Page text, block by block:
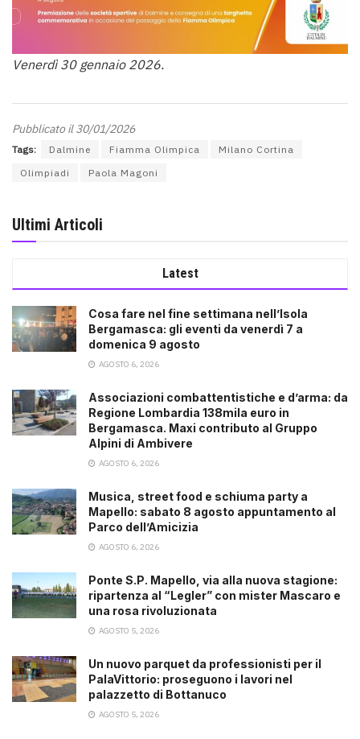
Venerdì 30 gennaio 2026.
Pubblicato il 30/01/2026
Tags: Dalmine Fiamma Olimpica
Milano Cortina
Olimpiadi
Paola Magoni
Ultimi Articoli
Latest
Cosa fare nel fine settimana nell’Isola
Bergamasca: gli eventi da venerdì 7 a
domenica 9 agosto
AGOSTO 6, 2026
Associazioni combattentistiche e d’arma: da
Regione Lombardia 138mila euro in
Bergamasca. Maxi contributo al Gruppo
Alpini di Ambivere
AGOSTO 6, 2026
Musica, street food e schiuma party a
Mapello: sabato 8 agosto appuntamento al
Parco dell’Amicizia
AGOSTO 6, 2026
Ponte S.P. Mapello, via alla nuova stagione:
ripartenza al “Legler” con mister Mascaro e
una rosa rivoluzionata
AGOSTO 5, 2026
Un nuovo parquet da professionisti per il
PalaVittorio: proseguono i lavori nel
palazzetto di Bottanuco
AGOSTO 5, 2026